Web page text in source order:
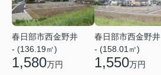
春日部市西金野井
- (136.19㎡)
1,580万円
春日部市西金野井
- (158.01㎡)
1,550万円